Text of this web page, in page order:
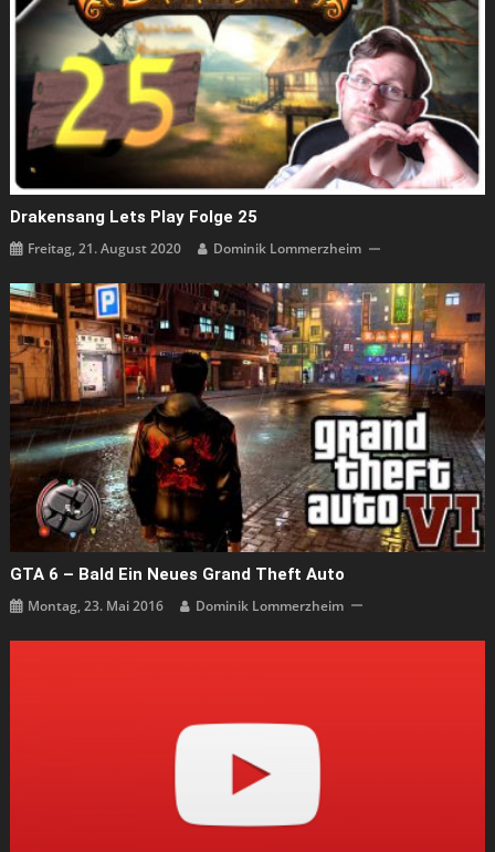
Drakensang Lets Play Folge 25
Freitag, 21. August 2020 Dominik Lommerzheim
GTA 6 – Bald Ein Neues Grand Theft Auto
Montag, 23. Mai 2016 Dominik Lommerzheim